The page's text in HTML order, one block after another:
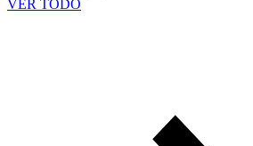
VER TODO